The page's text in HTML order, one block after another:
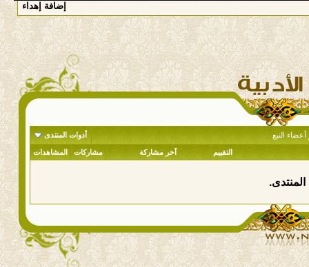
إضافة إهداء
النبع أدوات المنتدى
التقييم آخر مشاركة مشاركات المشاهدات